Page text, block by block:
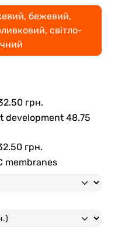
бежевий,
світло-
грн.
development 48.75
грн.
membranes